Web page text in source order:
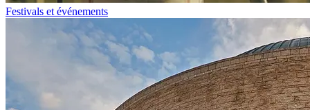
Festivals et événements